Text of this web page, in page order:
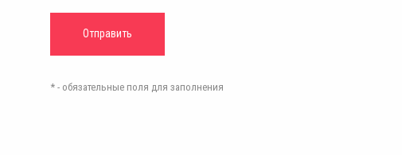
* - обязательные поля для заполнения